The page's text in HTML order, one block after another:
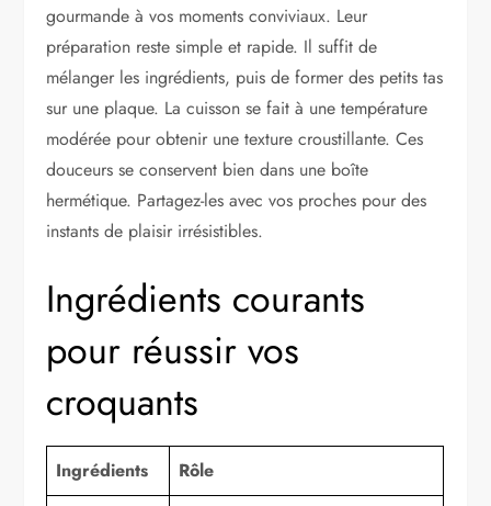
gourmande à vos moments conviviaux. Leur
préparation reste simple et rapide. Il suffit de
mélanger les ingrédients, puis de former des petits tas
sur une plaque. La cuisson se fait à une température
modérée pour obtenir une texture croustillante. Ces
douceurs se conservent bien dans une boîte
hermétique. Partagez-les avec vos proches pour des
instants de plaisir irrésistibles.
Ingrédients courants
pour réussir vos
croquants
Ingrédients
Rôle